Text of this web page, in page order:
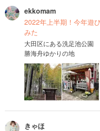
ekkomam
2022年上半期！今年遊
みた
大田区にある洗足池公園
勝海舟ゆかりの地
きゃほ